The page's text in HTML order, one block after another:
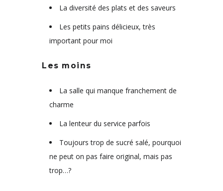
La diversité des plats et des saveurs
Les petits pains délicieux, très
important pour moi
Les moins
La salle qui manque franchement de
charme
La lenteur du service parfois
Toujours trop de sucré salé, pourquoi
ne peut on pas faire original, mais pas
trop…?